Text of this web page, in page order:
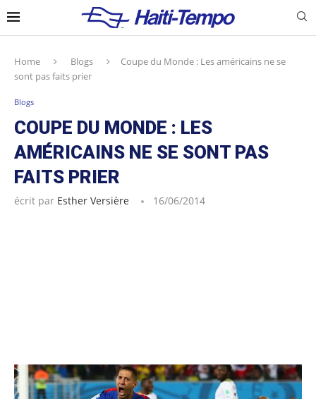
Home Blogs
Coupe du Monde : Les américains ne se
sont pas faits prier
Blogs
COUPE DU MONDE : LES
AMÉRICAINS NE SE SONT PAS
FAITS PRIER
écrit par Esther Versière 16/06/2014